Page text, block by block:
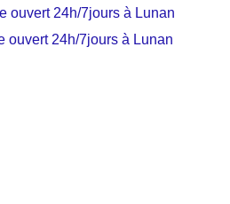
ouvert 24h/7jours à Lunan
ouvert 24h/7jours à Lunan